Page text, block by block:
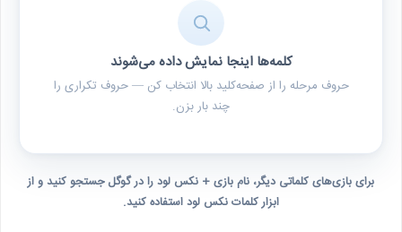
کلمه‌ها اینجا نمایش داده می‌شوند
حروف مرحله را از صفحه‌کلید بالا انتخاب کن — حروف تکراری را
چند بار بزن.
برای بازی‌های کلماتی دیگر، نام بازی + نکس لود را در گوگل جستجو کنید و از
ابزار کلمات نکس لود استفاده کنید.